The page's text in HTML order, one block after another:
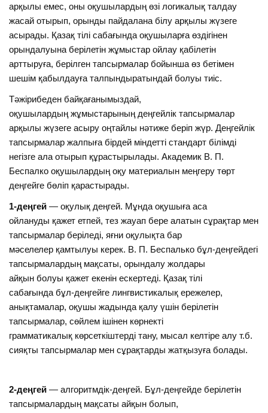
арқылы емес, оны оқушылардың өзі логикалық талдау
жасай отырып, орынды пайдалана білу арқылы жүзеге
асырады. Қазақ тілі сабағында оқушыларға өздігінен
орындалуына берілетін жұмыстар ойлау қабілетін
арттыруға, берілген тапсырмалар бойынша өз бетімен
шешім қабылдауға талпындыратындай болуы тиіс.
Тәжірибеден байқағанымыздай,
оқушылардың жұмыстарының деңгейлік тапсырмалар
арқылы жүзеге асыру оңтайлы нәтиже беріп жүр. Деңгейлік
тапсырмалар жалпыға бірдей міндетті стандарт білімді
негізге ала отырып құрастырылады. Академик В. П.
Беспалко оқушылардың оқу материалын меңгеру төрт
деңгейге бөліп қарастырады.
1-деңгей— оқулық деңгей. Мұнда оқушыға аса
ойлануды қажет етпей, тез жауап бере алатын сұрақтар мен
тапсырмалар беріледі, яғни оқулықта бар
мәселелер қамтылуы керек. В. П. Беспалько бұл-деңгейдегі
тапсырмалардың мақсаты, орындалу жолдары
айқын болуы қажет екенін ескертеді. Қазақ тілі
сабағында бұл-деңгейге лингвистикалық ережелер,
анықтамалар, оқушы жадында қалу үшін берілетін
тапсырмалар, сөйлем ішінен көрнекті
грамматикалық көрсеткіштерді тану, мысал келтіре алу т.б.
сияқты тапсырмалар мен сұрақтарды жатқызуға болады.
2-деңгей— алгоритмдік-деңгей. Бұл-деңгейде берілетін
тапсырмалардың мақсаты айқын болып,